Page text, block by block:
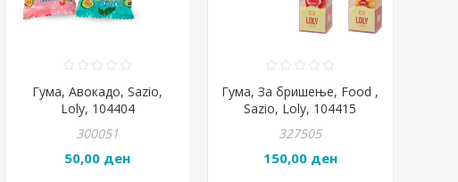
Гума, Авокадо, Sazio,
Loly, 104404
300051
50,00 ден
Гума, За бришење, Food ,
Sazio, Loly, 104415
327505
150,00 ден